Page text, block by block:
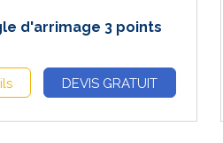
d'arrimage 3 points
DEVIS GRATUIT